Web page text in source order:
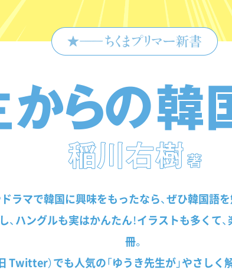
ラマで韓国に興味をもったなら、ぜひ韓国語を
、ハングルも実はかんたん！イラストも多くて
冊。
Twitter）でも人気の「ゆうき先生が」やさしく